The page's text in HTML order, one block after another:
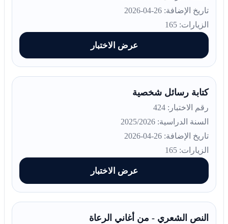
تاريخ الإضافة: 26-04-2026
الزيارات: 165
عرض الاختبار
كتابة رسائل شخصية
رقم الاختبار: 424
السنة الدراسية: 2025/2026
تاريخ الإضافة: 26-04-2026
الزيارات: 165
عرض الاختبار
النص الشعري - من أغاني الرعاة